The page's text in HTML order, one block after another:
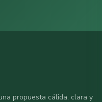
propuesta cálida, clara y